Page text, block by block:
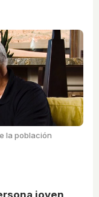
la población